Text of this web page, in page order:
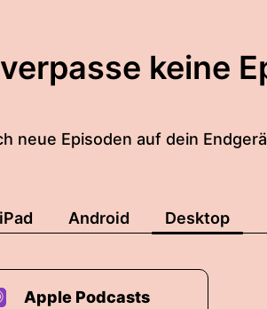
keine
neue Episoden auf dein
Android Desktop
Apple Podcasts